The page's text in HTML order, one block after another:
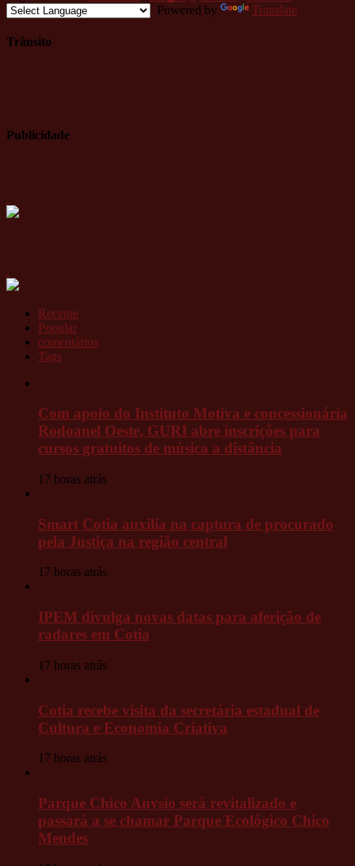
Powered by
Translate
Trânsito
Publicidade
Recente
Popular
comentários
Tags
Com apoio do Instituto Motiva e concessionária
Rodoanel Oeste, GURI abre inscrições para
cursos gratuitos de música a distância
17 horas atrás
Smart Cotia auxilia na captura de procurado
pela Justiça na região central
17 horas atrás
IPEM divulga novas datas para aferição de
radares em Cotia
17 horas atrás
Cotia recebe visita da secretária estadual de
Cultura e Economia Criativa
17 horas atrás
Parque Chico Anysio será revitalizado e
passará a se chamar Parque Ecológico Chico
Mendes